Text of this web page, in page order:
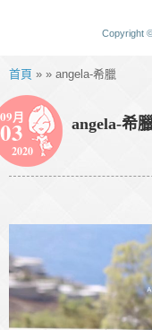
Copyright
首頁 » » angela-希臘
09月
03
2020
angela-希